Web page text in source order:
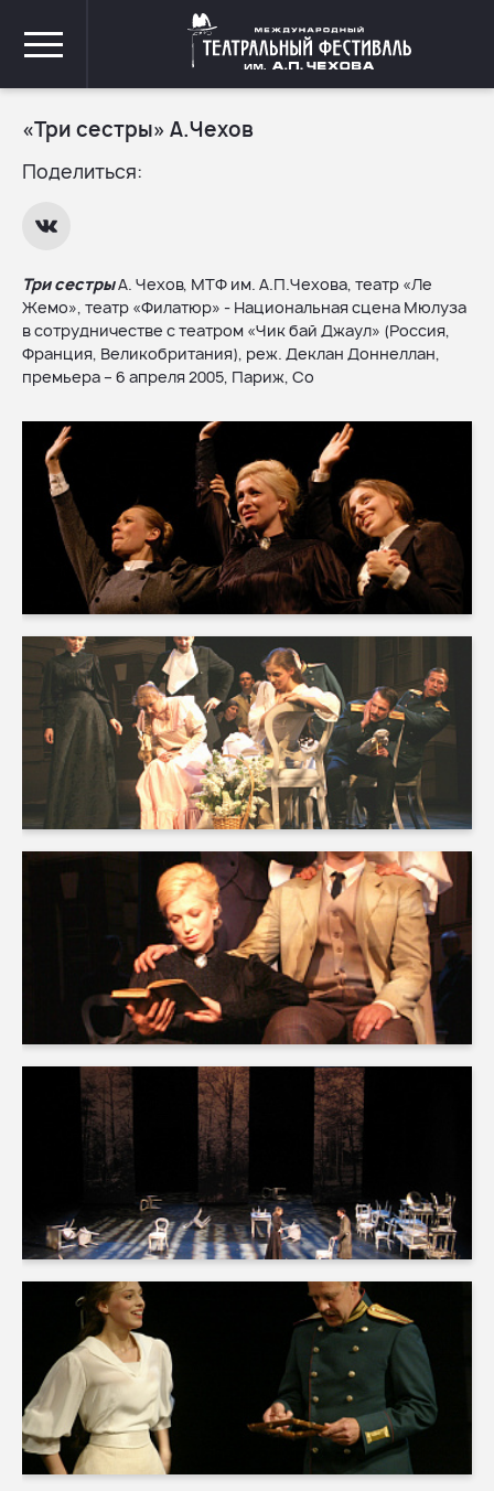
«Три сестры» А.Чехов
Три сестрыА. Чехов, МТФ им. А.П.Чехова, театр «Ле
Жемо», театр «Филатюр» - Национальная сцена Мюлуза
в сотрудничестве с театром «Чик бай Джаул» (Россия,
Франция, Великобритания), реж. Деклан Доннеллан,
премьера – 6 апреля 2005, Париж, Со
Поделиться: